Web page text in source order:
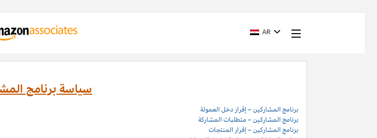
AR
سياسة برنامج
برنامج المشاركين – إقرار دخل العمولة
برنامج المشاركين – متطلبات المشاركة
برنامج المشاركين – إقرار المنتجات